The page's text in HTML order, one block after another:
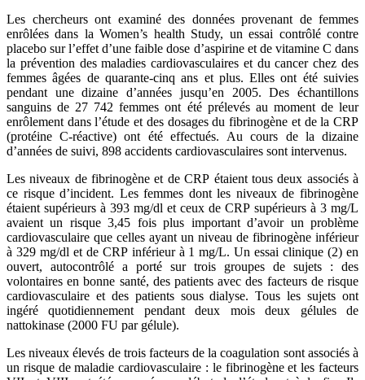
Les chercheurs ont examiné des données provenant de femmes
enrôlées dans la Women’s health Study, un essai contrôlé contre
placebo sur l’effet d’une faible dose d’aspirine et de vitamine C dans
la prévention des maladies cardiovasculaires et du cancer chez des
femmes âgées de quarante-cinq ans et plus. Elles ont été suivies
pendant une dizaine d’années jusqu’en 2005. Des échantillons
sanguins de 27 742 femmes ont été prélevés au moment de leur
enrôlement dans l’étude et des dosages du fibrinogène et de la CRP
(protéine C-réactive) ont été effectués. Au cours de la dizaine
d’années de suivi, 898 accidents cardiovasculaires sont intervenus.
Les niveaux de fibrinogène et de CRP étaient tous deux associés à
ce risque d’incident. Les femmes dont les niveaux de fibrinogène
étaient supérieurs à 393 mg/dl et ceux de CRP supérieurs à 3 mg/L
avaient un risque 3,45 fois plus important d’avoir un problème
cardiovasculaire que celles ayant un niveau de fibrinogène inférieur
à 329 mg/dl et de CRP inférieur à 1 mg/L. Un essai clinique (2) en
ouvert, autocontrôlé a porté sur trois groupes de sujets : des
volontaires en bonne santé, des patients avec des facteurs de risque
cardiovasculaire et des patients sous dialyse. Tous les sujets ont
ingéré quotidiennement pendant deux mois deux gélules de
nattokinase (2000 FU par gélule).
Les niveaux élevés de trois facteurs de la coagulation sont associés à
un risque de maladie cardiovasculaire : le fibrinogène et les facteurs